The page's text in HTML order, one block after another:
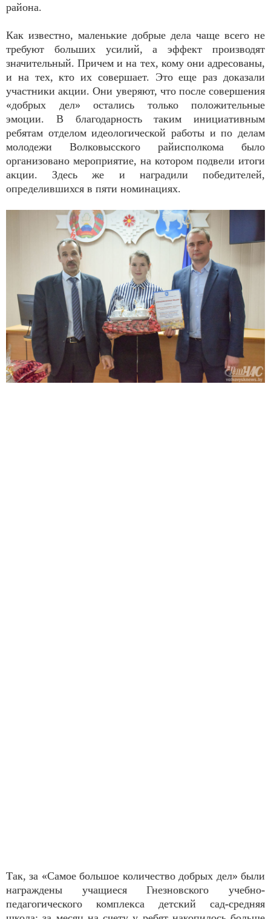
района.
Как известно, маленькие добрые дела чаще всего не
требуют больших усилий, а эффект производят
значительный. Причем и на тех, кому они адресованы,
и на тех, кто их совершает. Это еще раз доказали
участники акции. Они уверяют, что после совершения
«добрых дел» остались только положительные
эмоции. В благодарность таким инициативным
ребятам отделом идеологической работы и по делам
молодежи Волковысского райисполкома было
организовано мероприятие, на котором подвели итоги
акции. Здесь же и наградили победителей,
определившихся в пяти номинациях.
Так, за «Самое большое количество добрых дел» были
награждены учащиеся Гнезновского учебно-
педагогического комплекса детский сад-средняя